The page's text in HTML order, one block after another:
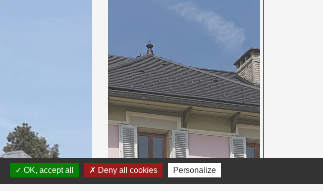
OK, accept all Deny all cookies Personalize